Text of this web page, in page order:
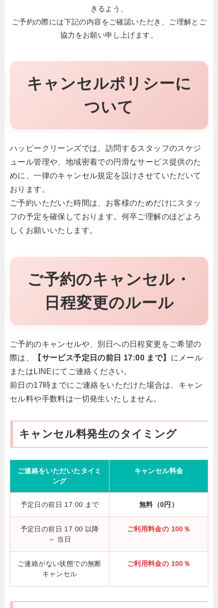
きるよう、
ご予約の際には下記の内容をご確認いただき、ご理解とご
協力をお願い申し上げます。
キャンセルポリシーに
ついて
ハッピークリーンズでは、訪問するスタッフのスケジ
ュール管理や、地域密着での円滑なサービス提供のた
めに、一律のキャンセル規定を設けさせていただいて
おります。
ご予約いただいた時間は、お客様のためだけにスタッ
フの予定を確保しております。何卒ご理解のほどよろ
しくお願いいたします。
ご予約のキャンセル・
日程変更のルール
ご予約のキャンセルや、別日への日程変更をご希望の
際は、
【サービス予定日の前日 17:00 まで】 にメール
またはLINEにてご連絡ください。
前日の17時までにご連絡をいただけた場合は、キャン
セル料や手数料は一切発生いたしません。
キャンセル料発生のタイミング
ご連絡をいただいたタイミ
ング
キャンセル料金
予定日の前日 17:00 まで 無料（0円）
予定日の前日 17:00 以降
～ 当日
ご利用料金の 100％
ご連絡がない状態での無断
キャンセル
ご利用料金の 100％